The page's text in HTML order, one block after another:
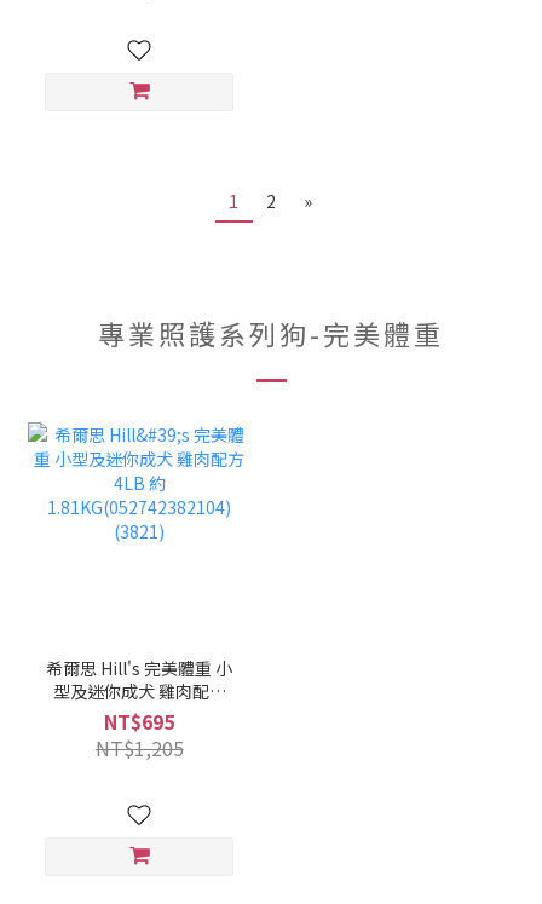
1 2 »
專業照護系列狗-完美體重
希爾思 Hill's 完美體重 小
型及迷你成犬 雞肉配方
4LB 約
1.81KG(052742382104)
(3821)
NT$695
NT$1,205